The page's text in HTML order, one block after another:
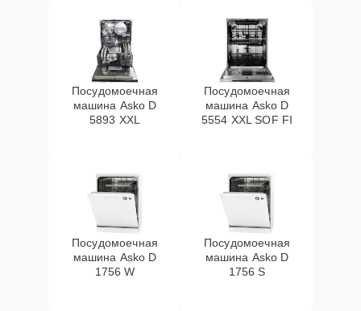
Посудомоечная
машина Asko D
5893 XXL
Посудомоечная
машина Asko D
5554 XXL SOF FI
Посудомоечная
машина Asko D
1756 W
Посудомоечная
машина Asko D
1756 S